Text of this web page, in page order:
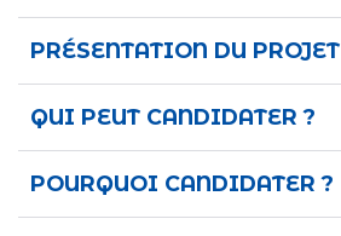
PRÉSENTATION DU PROJET
QUI PEUT CANDIDATER ?
POURQUOI CANDIDATER ?